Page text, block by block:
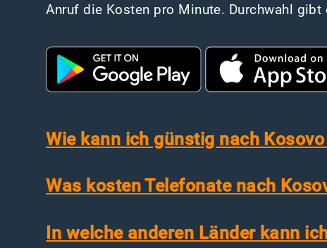
Anruf die Kosten pro Minute. Durchwahl
Wie kann ich günstig nach
Was kosten Telefonate nach
In welche anderen Länder kann